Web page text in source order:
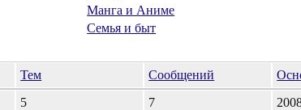
Манга и Аниме
Семья и быт
Тем Сообщений
5 7